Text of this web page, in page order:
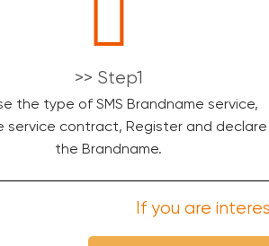
>> Step1
the type of SMS Brandname service,
service contract, Register and declare
the Brandname.
If you are